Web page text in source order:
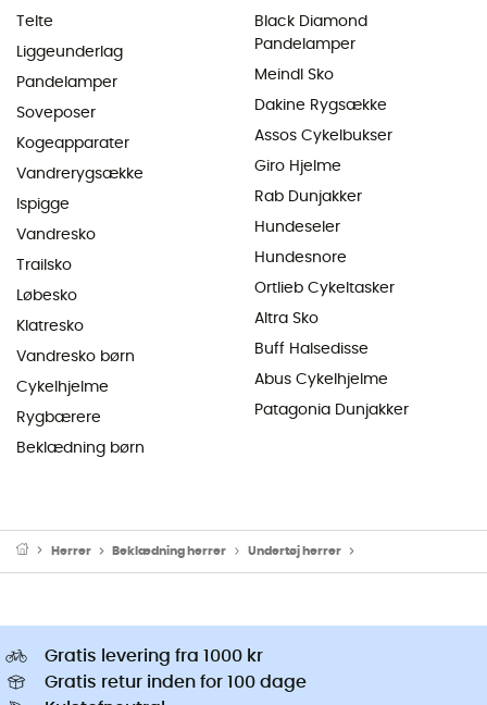
Telte
Liggeunderlag
Pandelamper
Soveposer
Kogeapparater
Vandrerygsække
Ispigge
Vandresko
Trailsko
Løbesko
Klatresko
Vandresko børn
Cykelhjelme
Rygbærere
Beklædning børn
Black Diamond
Pandelamper
Meindl Sko
Dakine Rygsække
Assos Cykelbukser
Giro Hjelme
Rab Dunjakker
Hundeseler
Hundesnore
Ortlieb Cykeltasker
Altra Sko
Buff Halsedisse
Abus Cykelhjelme
Patagonia Dunjakker
Herrer Beklædning herrer Undertøj herrer
Gratis levering fra 1000 kr
Gratis retur inden for 100 dage